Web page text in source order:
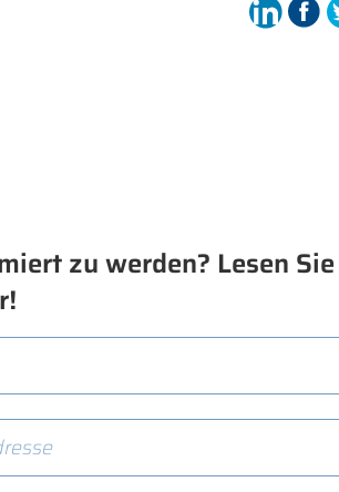
zu werden? Lesen